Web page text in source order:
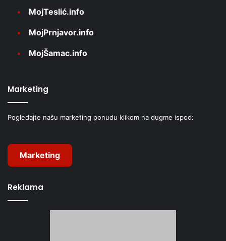
MojTeslić.info
MojPrnjavor.info
MojŠamac.info
Marketing
Pogledajte našu marketing ponudu klikom na dugme ispod:
Marketing
Reklama